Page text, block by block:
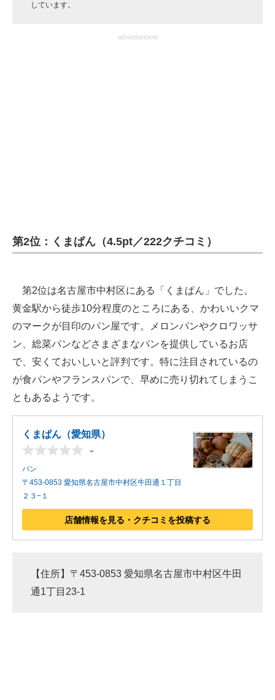
しています。
advertisement
第2位：くまぱん（4.5pt／222クチコミ）
第2位は名古屋市中村区にある「くまぱん」でした。
黄金駅から徒歩10分程度のところにある、かわいいクマ
のマークが目印のパン屋です。メロンパンやクロワッサ
ン、総菜パンなどさまざまなパンを提供しているお店
で、安くておいしいと評判です。特に注目されているの
が食パンやフランスパンで、早めに売り切れてしまうこ
ともあるようです。
くまぱん（愛知県）
-
パン
〒453-0853 愛知県名古屋市中村区牛田通１丁目
２３−１
店舗情報を見る・クチコミを投稿する
【住所】〒453-0853 愛知県名古屋市中村区牛田
通1丁目23-1